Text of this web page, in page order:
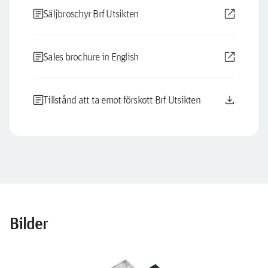
articleSäljbroschyr Brf Utsikten open_in_new
articleSales brochure in English open_in_new
articleTillstånd att ta emot förskott Brf Utsikten download
Bilder